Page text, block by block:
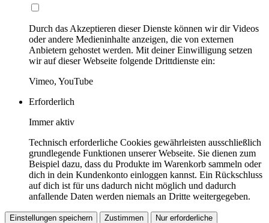
Durch das Akzeptieren dieser Dienste können wir dir Videos
oder andere Medieninhalte anzeigen, die von externen
Anbietern gehostet werden. Mit deiner Einwilligung setzen
wir auf dieser Webseite folgende Drittdienste ein:
Vimeo, YouTube
Erforderlich
Immer aktiv
Technisch erforderliche Cookies gewährleisten ausschließlich
grundlegende Funktionen unserer Webseite. Sie dienen zum
Beispiel dazu, dass du Produkte im Warenkorb sammeln oder
dich in dein Kundenkonto einloggen kannst. Ein Rückschluss
auf dich ist für uns dadurch nicht möglich und dadurch
anfallende Daten werden niemals an Dritte weitergegeben.
Einstellungen speichern Zustimmen Nur erforderliche